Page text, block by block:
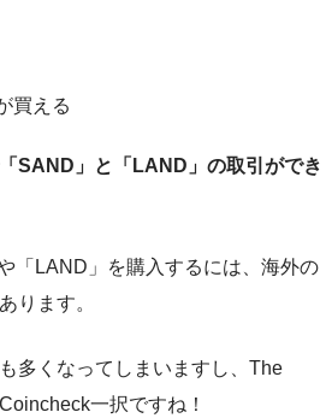
買える
SAND」と「LAND」の取引ができ
「LAND」を購入するには、海外の
ります。
多くなってしまいますし、The
一択ですね！